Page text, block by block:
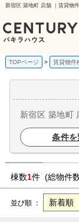
新宿区 築地町 店舗 ｜賃貸物
TOPページ 賃貸物件
新宿区 築地町
条件
棟数1件 (総物件数
並び順 ：